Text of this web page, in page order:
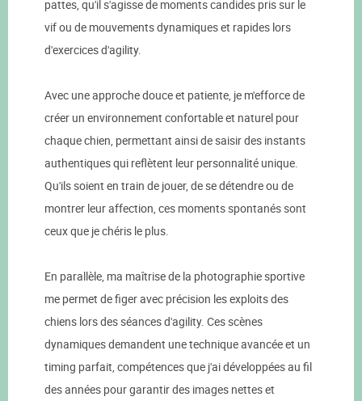
pattes, qu'il s'agisse de moments candides pris sur le
vif ou de mouvements dynamiques et rapides lors
d'exercices d'agility.
Avec une approche douce et patiente, je m'efforce de
créer un environnement confortable et naturel pour
chaque chien, permettant ainsi de saisir des instants
authentiques qui reflètent leur personnalité unique.
Qu'ils soient en train de jouer, de se détendre ou de
montrer leur affection, ces moments spontanés sont
ceux que je chéris le plus.
En parallèle, ma maîtrise de la photographie sportive
me permet de figer avec précision les exploits des
chiens lors des séances d'agility. Ces scènes
dynamiques demandent une technique avancée et un
timing parfait, compétences que j'ai développées au fil
des années pour garantir des images nettes et